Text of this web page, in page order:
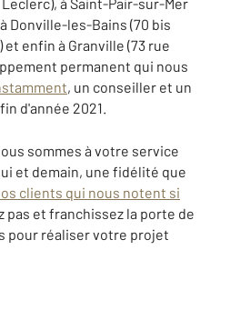
Donville-les-Bains (70 bis
enfin à Granville (73 rue
permanent qui nous
, un conseiller et un
d'année 2021.
sommes à votre service
et demain, une fidélité que
clients qui nous notent si
pas et franchissez la porte de
pour réaliser votre projet